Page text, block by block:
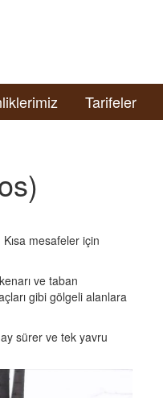
Tarifeler
mesafeler için
ve taban
gibi gölgeli alanlara
sürer ve tek yavru